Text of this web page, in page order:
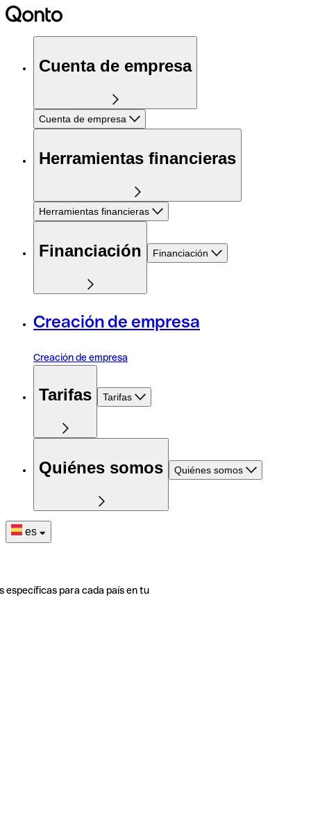
Cuenta de empresa
Cuenta de empresa
Herramientas financieras
Herramientas financieras
Financiación Financiación
Creación de empresa
Creación de empresa
Tarifas Tarifas
Quiénes somos Quiénes somos
es
específicas para cada país en tu